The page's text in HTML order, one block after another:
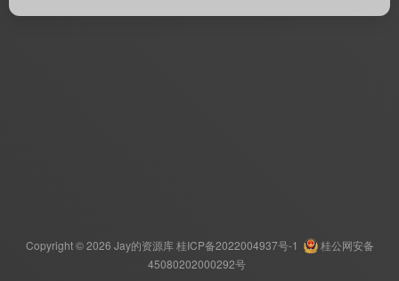
Copyright © 2026 Jay的资源库 桂ICP备2022004937号-1
桂公网安备
45080202000292号